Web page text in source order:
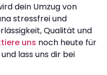
dein Umzug von
stressfrei und
Qualität und
uns noch heute für
lass uns dir bei